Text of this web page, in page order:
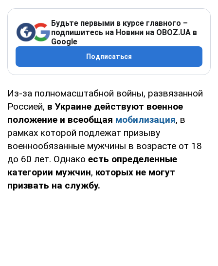
Будьте первыми в курсе главного –
подпишитесь на Новини на OBOZ.UA в
Google
Подписаться
Из-за полномасштабной войны, развязанной
Россией, в Украине действуют военное
положение и всеобщая мобилизация, в
рамках которой подлежат призыву
военнообязанные мужчины в возрасте от 18
до 60 лет. Однако есть определенные
категории мужчин, которых не могут
призвать на службу.